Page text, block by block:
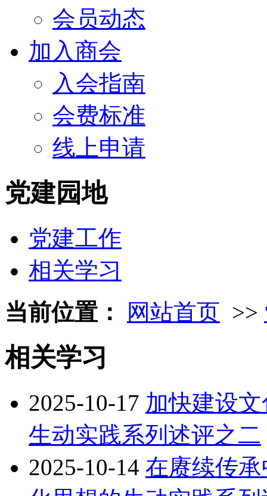
会员动态
加入商会
入会指南
会费标准
线上申请
党建园地
党建工作
相关学习
当前位置：
网站首页 >>
相关学习
2025-10-17 加快建设
生动实践系列述评之二
2025-10-14 在赓续传